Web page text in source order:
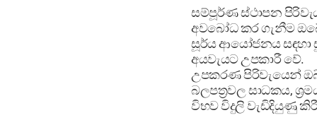
සම්පූර්ණ ස්ථාපන
අවබෝධ කර ගැනීම
සූර්ය ආයෝජනය සඳහා
අයවැයට උපකාරී වේ.
උපකරණ පිරිවැයෙන්
බලපත්‍රවල සාධකය,
විභව විදුලි වැඩිදියුණු